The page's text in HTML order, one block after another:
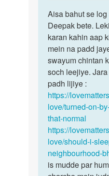
to
Mujhe
sexy
aunty
or
se
bahut…
by
Deepak
Aisa
bahut
se
log
sochtey…
Aisa bahut se
Deepak bete.
karan kahin aap
mein na padd
swayum chintan
soch leejiye.
padh lijiye :
https://
love/turned-on-
that-normal
https://
love/should-i-
neighbourhood-
is mudde par